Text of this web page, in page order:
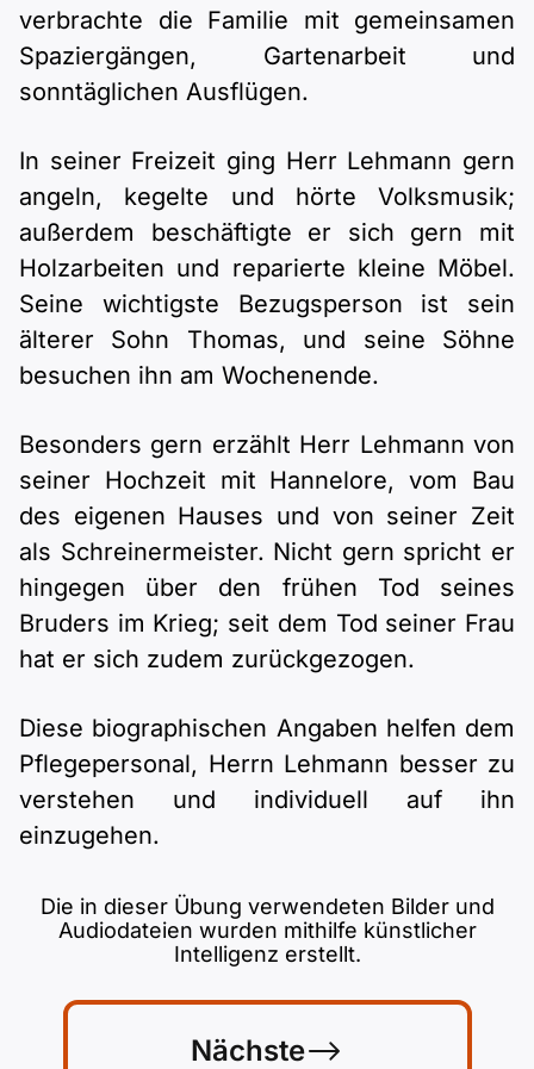
verbrachte die Familie mit gemeinsamen
Spaziergängen, Gartenarbeit und
sonntäglichen Ausflügen.
In seiner Freizeit ging Herr Lehmann gern
angeln, kegelte und hörte Volksmusik;
außerdem beschäftigte er sich gern mit
Holzarbeiten und reparierte kleine Möbel.
Seine wichtigste Bezugsperson ist sein
älterer Sohn Thomas, und seine Söhne
besuchen ihn am Wochenende.
Besonders gern erzählt Herr Lehmann von
seiner Hochzeit mit Hannelore, vom Bau
des eigenen Hauses und von seiner Zeit
als Schreinermeister. Nicht gern spricht er
hingegen über den frühen Tod seines
Bruders im Krieg; seit dem Tod seiner Frau
hat er sich zudem zurückgezogen.
Diese biographischen Angaben helfen dem
Pflegepersonal, Herrn Lehmann besser zu
verstehen und individuell auf ihn
einzugehen.
Nächste
Die in dieser Übung verwendeten Bilder und
Audiodateien wurden mithilfe künstlicher
Intelligenz erstellt.